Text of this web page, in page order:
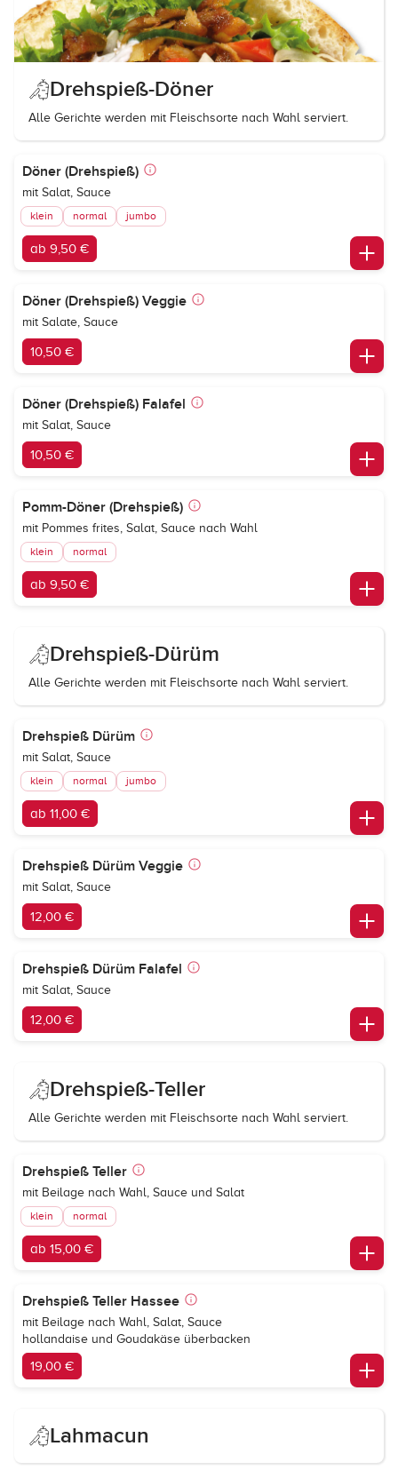
Drehspieß-Döner
Alle Gerichte werden mit Fleischsorte nach Wahl serviert.
Döner (Drehspieß)
mit Salat, Sauce
klein normal jumbo
ab 9,50 €
Döner (Drehspieß) Veggie
mit Salate, Sauce
10,50 €
Döner (Drehspieß) Falafel
mit Salat, Sauce
10,50 €
Pomm-Döner (Drehspieß)
mit Pommes frites, Salat, Sauce nach Wahl
klein normal
ab 9,50 €
Drehspieß-Dürüm
Alle Gerichte werden mit Fleischsorte nach Wahl serviert.
Drehspieß Dürüm
mit Salat, Sauce
klein normal jumbo
ab 11,00 €
Drehspieß Dürüm Veggie
mit Salat, Sauce
12,00 €
Drehspieß Dürüm Falafel
mit Salat, Sauce
12,00 €
Drehspieß-Teller
Alle Gerichte werden mit Fleischsorte nach Wahl serviert.
Drehspieß Teller
mit Beilage nach Wahl, Sauce und Salat
klein normal
ab 15,00 €
Drehspieß Teller Hassee
mit Beilage nach Wahl, Salat, Sauce
hollandaise und Goudakäse überbacken
19,00 €
Lahmacun